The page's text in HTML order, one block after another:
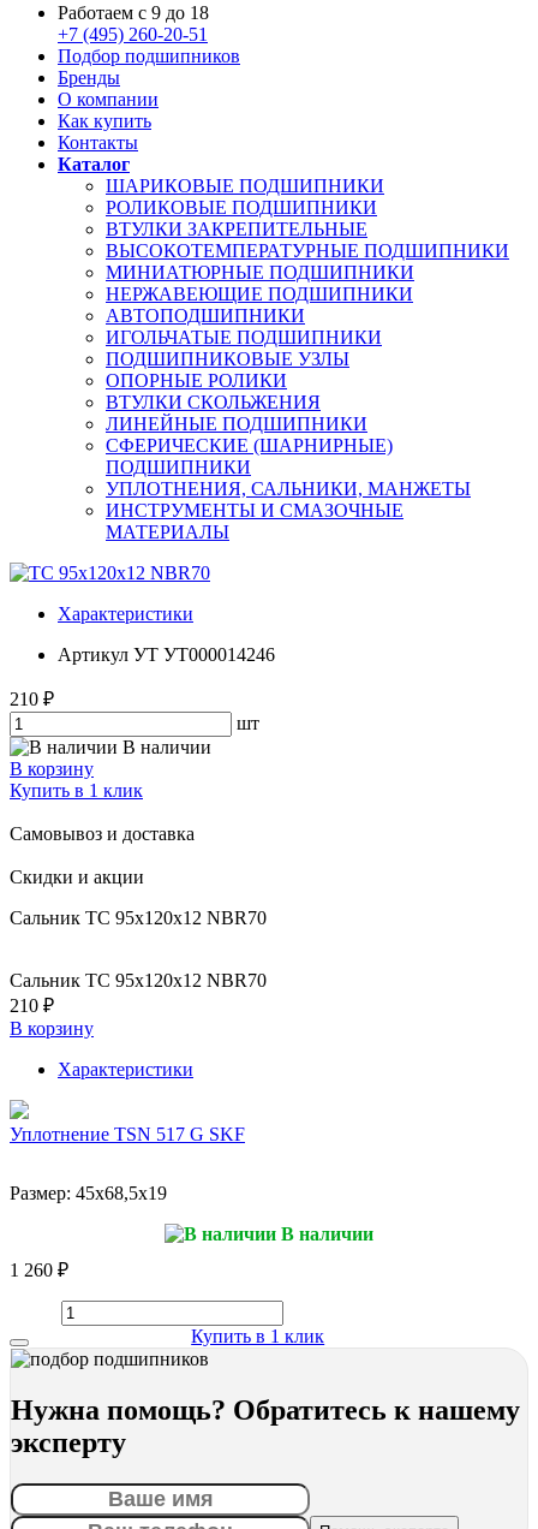
Работаем с 9 до 18
+7 (495) 260-20-51
Подбор подшипников
Бренды
О компании
Как купить
Контакты
Каталог
ШАРИКОВЫЕ ПОДШИПНИКИ
РОЛИКОВЫЕ ПОДШИПНИКИ
ВТУЛКИ ЗАКРЕПИТЕЛЬНЫЕ
ВЫСОКОТЕМПЕРАТУРНЫЕ ПОДШИПНИКИ
МИНИАТЮРНЫЕ ПОДШИПНИКИ
НЕРЖАВЕЮЩИЕ ПОДШИПНИКИ
АВТОПОДШИПНИКИ
ИГОЛЬЧАТЫЕ ПОДШИПНИКИ
ПОДШИПНИКОВЫЕ УЗЛЫ
ОПОРНЫЕ РОЛИКИ
ВТУЛКИ СКОЛЬЖЕНИЯ
ЛИНЕЙНЫЕ ПОДШИПНИКИ
СФЕРИЧЕСКИЕ (ШАРНИРНЫЕ)
ПОДШИПНИКИ
УПЛОТНЕНИЯ, САЛЬНИКИ, МАНЖЕТЫ
ИНСТРУМЕНТЫ И СМАЗОЧНЫЕ
МАТЕРИАЛЫ
Характеристики
Артикул УТ УТ000014246
210 ₽
шт
В наличии
В корзину
Купить в 1 клик
Самовывоз и доставка
Скидки и акции
Сальник TC 95x120x12 NBR70
Сальник TC 95x120x12 NBR70
210 ₽
В корзину
Характеристики
Уплотнение TSN 517 G SKF
Размер: 45x68,5x19
В наличии
1 260 ₽
Купить в 1 клик
Нужна помощь? Обратитесь к нашему
эксперту